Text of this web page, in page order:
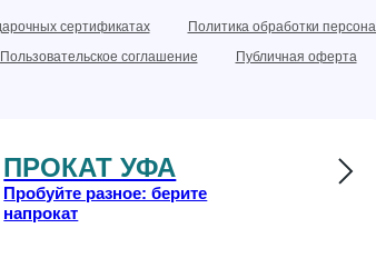
сертификатах
Политика обработки
Пользовательское соглашение
Публичная оферта
ПРОКАТ УФА
Пробуйте разное: берите
напрокат